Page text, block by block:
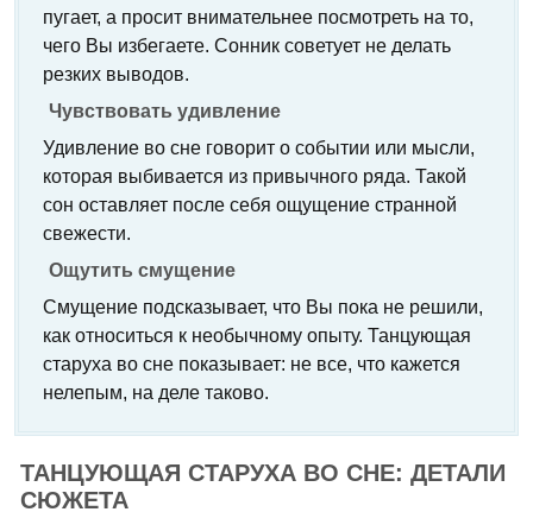
пугает, а просит внимательнее посмотреть на то,
чего Вы избегаете. Сонник советует не делать
резких выводов.
Чувствовать удивление
Удивление во сне говорит о событии или мысли,
которая выбивается из привычного ряда. Такой
сон оставляет после себя ощущение странной
свежести.
Ощутить смущение
Смущение подсказывает, что Вы пока не решили,
как относиться к необычному опыту. Танцующая
старуха во сне показывает: не все, что кажется
нелепым, на деле таково.
ТАНЦУЮЩАЯ СТАРУХА ВО СНЕ: ДЕТАЛИ
СЮЖЕТА